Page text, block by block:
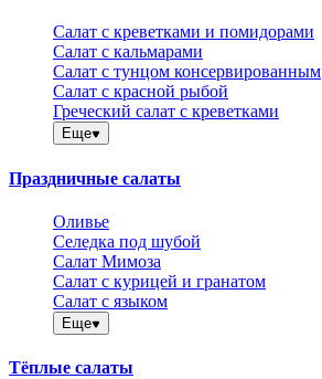
Салат с креветками и помидорами
Салат с кальмарами
Салат с тунцом консервированным
Салат с красной рыбой
Греческий салат с креветками
Еще
Праздничные салаты
Оливье
Селедка под шубой
Салат Мимоза
Салат с курицей и гранатом
Салат с языком
Еще
Тёплые салаты